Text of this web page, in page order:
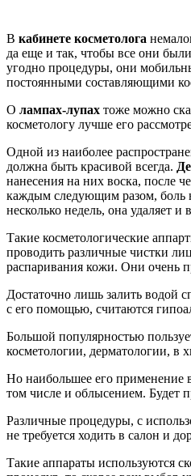
В кабинете косметолога
да еще и так, чтобы все они
угодно процедуры, они
постоянными составляющими
О лампах-лупах тоже можно
косметологу лучше его
Одной из наиболее
должна быть красивой всегда.
нанесения на них воска, после
каждым следующим разом, боль
несколько недель, она удаляет
Такие косметологические
проводить различные чистки
распаривания кожи. Они очень
Достаточно лишь залить водой
с его помощью, считаются
Большой популярностью
косметологии, дерматологии, в
Но наибольшее его применение
том числе и облысением. Будет
Различные процедуры, с
не требуется ходить в салон и
Такие аппараты используются